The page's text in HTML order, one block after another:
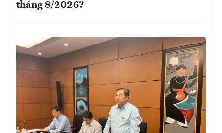
tháng 8/2026?